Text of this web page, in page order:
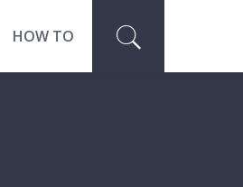
HOW TO